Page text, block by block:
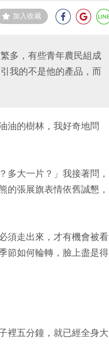
加入收藏
多，有些青年農民組成
我的不是他的產品，而
油的樹林，我好奇地問
多大一片？」我接著問，
的張展旗表情依舊誠懇，
須走出來，才有機會被看
節如何輪轉，臉上盡是得
裡五分鐘，就已經全身大